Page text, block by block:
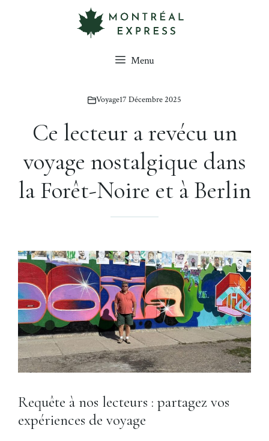
Menu
Voyage17 Décembre 2025
Ce lecteur a revécu un
voyage nostalgique dans
la Forêt-Noire et à Berlin
Requête à nos lecteurs : partagez vos
expériences de voyage